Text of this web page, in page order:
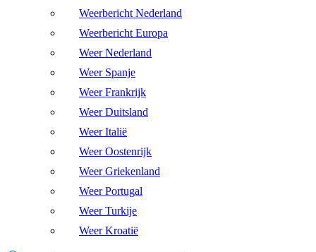
Weerbericht Nederland
Weerbericht Europa
Weer Nederland
Weer Spanje
Weer Frankrijk
Weer Duitsland
Weer Italië
Weer Oostenrijk
Weer Griekenland
Weer Portugal
Weer Turkije
Weer Kroatië